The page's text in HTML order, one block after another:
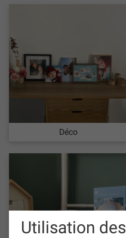
Utilisation
Déco